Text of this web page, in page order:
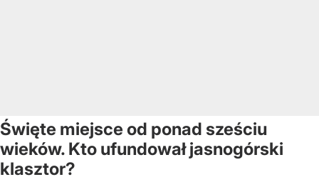
Święte miejsce od ponad sześciu
wieków. Kto ufundował jasnogórski
klasztor?